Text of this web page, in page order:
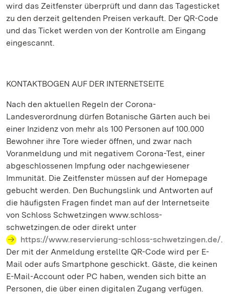
wird das Zeitfenster überprüft und dann das Tagesticket
zu den derzeit geltenden Preisen verkauft. Der QR-Code
und das Ticket werden von der Kontrolle am Eingang
eingescannt.
KONTAKTBOGEN AUF DER INTERNETSEITE
Nach den aktuellen Regeln der Corona-
Landesverordnung dürfen Botanische Gärten auch bei
einer Inzidenz von mehr als 100 Personen auf 100.000
Bewohner ihre Tore wieder öffnen, und zwar nach
Voranmeldung und mit negativem Corona-Test, einer
abgeschlossenen Impfung oder nachgewiesener
Immunität. Die Zeitfenster müssen auf der Homepage
gebucht werden. Den Buchungslink und Antworten auf
die häufigsten Fragen findet man auf der Internetseite
von Schloss Schwetzingen www.schloss-
schwetzingen.de oder direkt unter
https://www.reservierung-schloss-schwetzingen.de/.
Der mit der Anmeldung erstellte QR-Code wird per E-
Mail oder aufs Smartphone geschickt. Gäste, die keinen
E-Mail-Account oder PC haben, wenden sich bitte an
Personen, die über einen digitalen Zugang verfügen.